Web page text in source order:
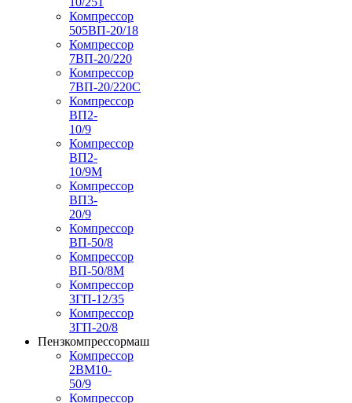
Компрессор
505ВП-20/18
Компрессор
7ВП-20/220
Компрессор
7ВП-20/220С
Компрессор
ВП2-
10/9
Компрессор
ВП2-
10/9М
Компрессор
ВП3-
20/9
Компрессор
ВП-50/8
Компрессор
ВП-50/8М
Компрессор
3ГП-12/35
Компрессор
3ГП-20/8
Пензкомпрессормаш
Компрессор
2ВМ10-
50/9
Компрессор